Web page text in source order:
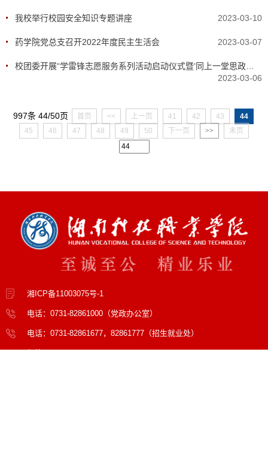
我校举行校园安全知识专题讲座 2023-03-10
药学院党总支召开2022年度民主生活会 2023-03-07
校团委开展“学雷锋志愿服务系列活动启动仪式暨‘同上一堂思政课’直播观看活动”
2023-03-06
997条 44/50页 首页 << 上一页 41 42 43
44
45
46 47 48 49 50 下一页 >> 末页
湘ICP备11003075号-1
电话：0731-82861000（党政办公室）
电话：0731-82861677，82861777（招生就业处）
邮箱：hnkjzyxy@hnkjzy.edu.cn